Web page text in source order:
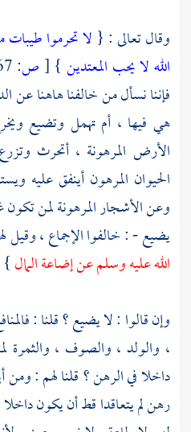
وقال تعالى : { لا تحرموا طيبات
الله لا يحب المعتدين }
[ص:
فإننا نسأل من خالفنا هاهنا عن
هي فيها ، أم تهمل وتضيع
الأرض المرهونة ، أتحرث
الحيوان المرهون أينفق عليه
وعن الأشجار المرهونة لمن
يضيع - : خالفوا الإجماع ،
الله عليه وسلم عن إضاعة المال.
وإن قالوا : لا يضيع ؟ قلنا :
، والولد ، والصوف ، والثمرة
داخلا في الرهن ؟ قلنا لهم :
رهن لم يتعاقدا قط أن يكون